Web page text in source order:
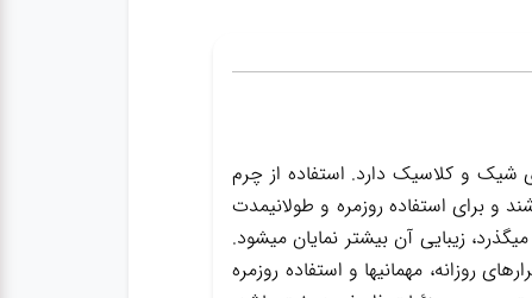
شیک و کلاسیک دارد. استفاده از چرم
و برای استفاده روزمره و طولانیمدت
زیبایی آن بیشتر نمایان میشود.
روزانه، مهمانیها و استفاده روزمره